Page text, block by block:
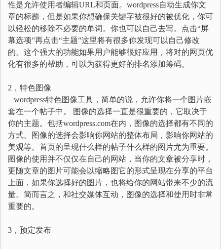
性是允许使用者编辑URL和页面。wordpress自动生成你文
章的标题，但是如果你想确保关键字被很好的被优化，你可
以轻松的移除不必要的单词。你也可以自己去写。点击“屏
幕选项”再点击“主题”这里将有很多你发现可以自己修改
的。这个强大的功能如果用户能够很好应用，将对的网页优
化有很多的帮助，可以为获得更好的排名添加筹码。
2，特色图像
wordpress特色图像工具，简单的说，允许你将一个图片嵌
套在一个帖子中。 图像的选择一直是很重要的，它取决于
你的主题。包括wordpress.com在内，图像的选择都有不同的
方式。图像的选择会影响你网站的整体布局，影响你网站的
美观等。首页的呈现什么样的帖子什么样的图片尤为重要。
图像的使用并不仅仅在自己的网站，当你的文章被分享时，
更随文章的图片可能会以缩略图它的形式呈现在分享的平台
上面，如果你选择好的图片，也将给你的网站带来不少的流
量。简而言之，和社交媒体互动，图像的选择和使用时非常
重要的。
3，预定发布